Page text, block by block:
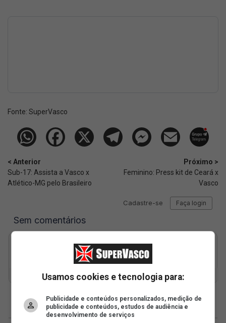
Fonte: SuperVasco‎‎‎‎‎‎
< Anterior
Sub-17: Assista a Vasco x
Atlético-MG pelo Brasileiro
Próximo >
Feminino: Press kit de Ceará x
Vasco
Usamos cookies e tecnologia para:
Publicidade e conteúdos personalizados, medição de
publicidade e conteúdos, estudos de audiência e
desenvolvimento de serviços